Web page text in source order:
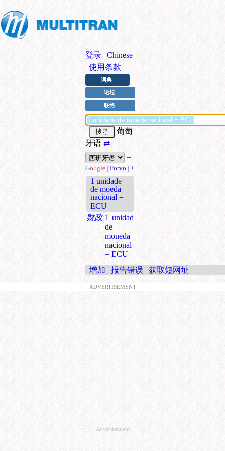
登录 | Chinese
| 使用条款
词典
论坛
联络
葡萄
牙语⇄
+
Google | Forvo | +
1 unidade
de moeda
nacional =
ECU
财政 1 unidad
de
moneda
nacional
= ECU
增加 | 报告错误 | 获取短网址
ADVERTISEMENT
Advertisement